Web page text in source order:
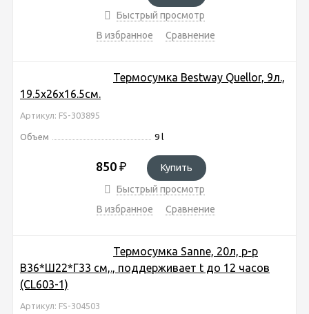
Быстрый просмотр
В избранное
Сравнение
Термосумка Bestway Quellor, 9л.,
19.5х26х16.5см.
Артикул: FS-303895
Объем 9 l
850 ₽
Купить
Быстрый просмотр
В избранное
Сравнение
Термосумка Sanne, 20л, р-р
В36*Ш22*Г33 cм,., поддерживает t до 12 часов
(CL603-1)
Артикул: FS-304503